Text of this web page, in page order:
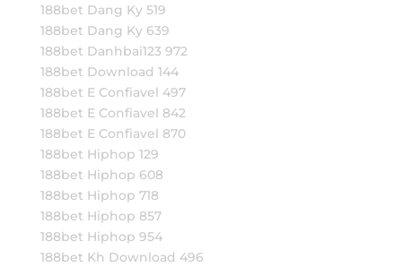
188bet Dang Ky 519
188bet Dang Ky 639
188bet Danhbai123 972
188bet Download 144
188bet E Confiavel 497
188bet E Confiavel 842
188bet E Confiavel 870
188bet Hiphop 129
188bet Hiphop 608
188bet Hiphop 718
188bet Hiphop 857
188bet Hiphop 954
188bet Kh Download 496